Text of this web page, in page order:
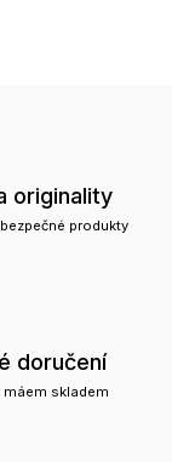
originality
produkty
doručení
máem skladem